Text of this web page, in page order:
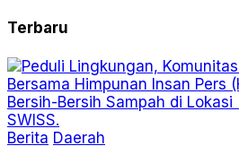
Terbaru
Berita Daerah